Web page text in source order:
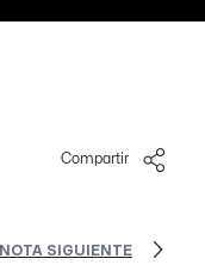
Compartir
NOTA SIGUIENTE